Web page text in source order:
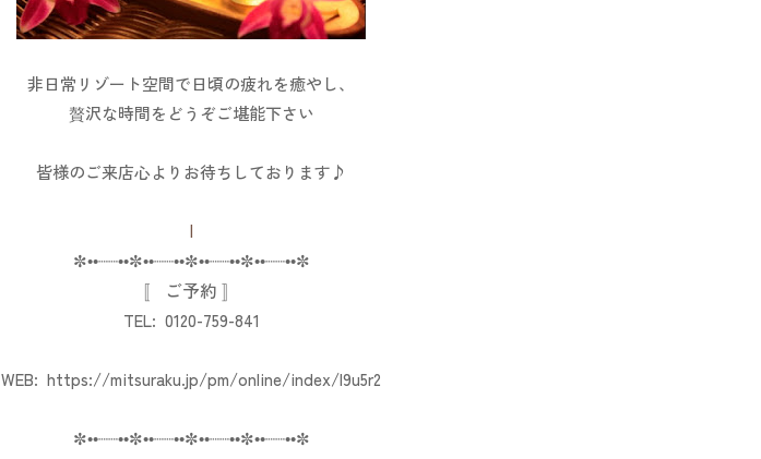
非日常リゾート空間で日頃の疲れを癒やし、
贅沢な時間をどうぞご堪能下さい
皆様のご来店心よりお待ちしております♪
|
✼••┈┈••✼••┈┈••✼••┈┈••✼••┈┈••✼
〚 ご予約 〛
TEL: 0120-759-841
WEB: https://mitsuraku.jp/pm/online/index/l9u5r2
✼••┈┈••✼••┈┈••✼••┈┈••✼••┈┈••✼